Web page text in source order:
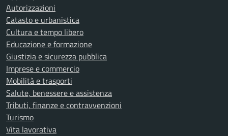
Autorizzazioni
Catasto e urbanistica
Cultura e tempo libero
Educazione e formazione
Giustizia e sicurezza pubblica
Imprese e commercio
Mobilità e trasporti
Salute, benessere e assistenza
Tributi, finanze e contravvenzioni
Turismo
Vita lavorativa